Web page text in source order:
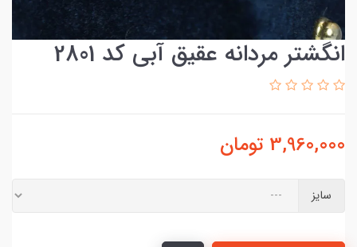
انگشتر مردانه عقیق آبی کد 2801
3,960,000 تومان
سایز